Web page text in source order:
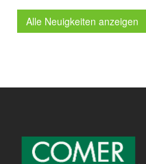
Alle Neuigkeiten anzeigen